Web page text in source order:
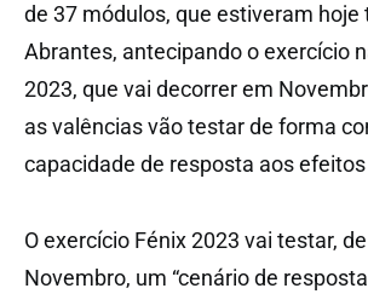
de 37 módulos, que estiveram hoje
Abrantes, antecipando o exercício
2023, que vai decorrer em
as valências vão testar de forma
capacidade de resposta aos
O exercício Fénix 2023 vai testar,
Novembro, um “cenário de